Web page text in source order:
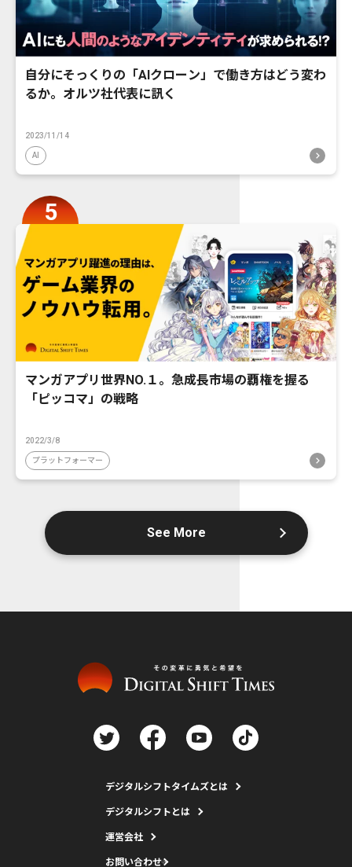
自分にそっくりの「AIクローン」で働き方はどう変わ
るか。オルツ社代表に訊く
2023/11/14
AI
マンガアプリ世界NO.１。急成長市場の覇権を握る
「ピッコマ」の戦略
2022/3/8
プラットフォーマー
See More
デジタルシフトタイムズとは
デジタルシフトとは
運営会社
お問い合わせ